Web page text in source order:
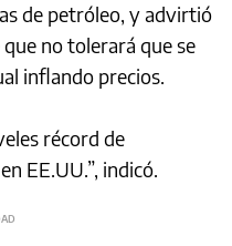
de petróleo, y advirtió
no tolerará que se
inflando precios.
récord de
EE.UU.”, indicó.